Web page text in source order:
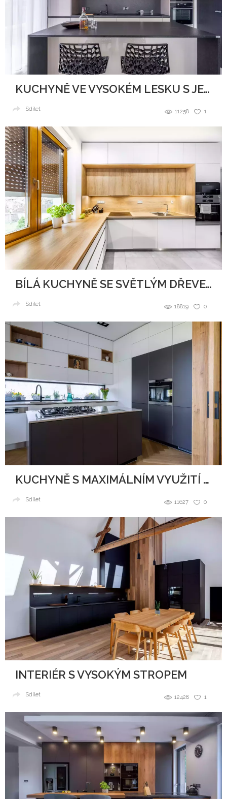
KUCHYNĚ VE VYSOKÉM LESKU S JEMNÝMI TŘPYTKAMI
1
11258
Sdílet
BÍLÁ KUCHYNĚ SE SVĚTLÝM DŘEVEM
0
18819
Sdílet
KUCHYNĚ S MAXIMÁLNÍM VYUŽITÍ PROSTORU
0
11627
Sdílet
INTERIÉR S VYSOKÝM STROPEM
1
12428
Sdílet